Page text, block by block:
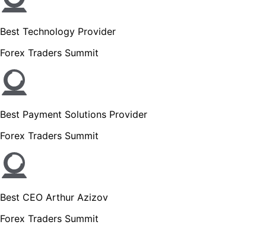
Best Technology Provider
Forex Traders Summit
Best Payment Solutions Provider
Forex Traders Summit
Best CEO Arthur Azizov
Forex Traders Summit